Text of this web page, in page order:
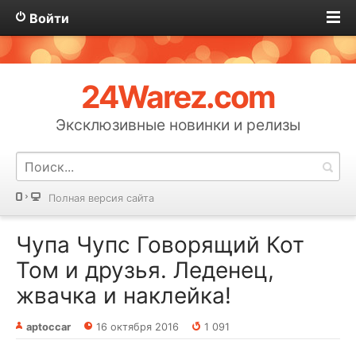
Войти
24Warez.com
Эксклюзивные новинки и релизы
Полная версия сайта
Чупа Чупс Говорящий Кот
Том и друзья. Леденец,
жвачка и наклейка!
aptoccar 16 октября 2016
1 091